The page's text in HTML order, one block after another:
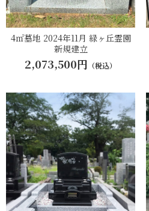
4㎡墓地 2024年11月 緑ヶ丘霊園
新規建立
2,073,500円 （税込）